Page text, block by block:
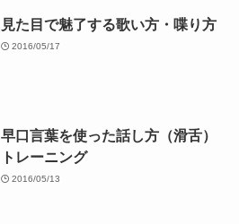
見た目で魅了する歌い方・喋り方
2016/05/17
早口言葉を使った話し方（滑舌）
トレーニング
2016/05/13